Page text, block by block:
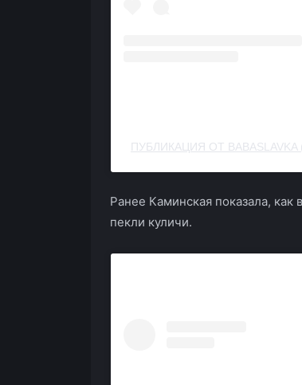
ПУБЛИКАЦИЯ ОТ BABASLAVKA
Ранее Каминская показала, как
пекли куличи.